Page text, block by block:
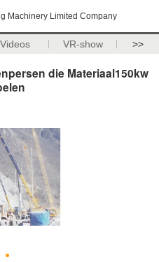
Machinery Limited Company
Videos VR-show >>
die Materiaal150kw